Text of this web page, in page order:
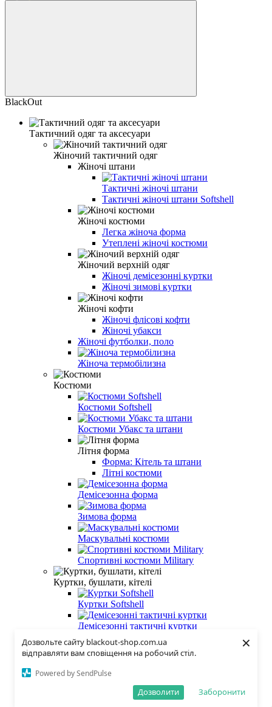
Дозвольте сайту blackout-shop.com.ua
відправляти вам сповіщення на робочий стіл.
Powered by SendPulse
Заборонити
Дозволити
×
BlackOut
Тактичний одяг та аксесуари
Жіночий тактичний одяг
Жіночі штани
Тактичні жіночі штани
Тактичні жіночі штани Softshell
Жіночі костюми
Легка жіноча форма
Утеплені жіночі костюми
Жіночий верхній одяг
Жіночі демісезонні куртки
Жіночі зимові куртки
Жіночі кофти
Жіночі флісові кофти
Жіночі убакси
Жіночі футболки, поло
Жіноча термобілизна
Костюми
Костюми Softshell
Костюми Убакс та штани
Літня форма
Форма: Кітель та штани
Літні костюми
Демісезонна форма
Зимова форма
Маскувальні костюми
Спортивні костюми Military
Куртки, бушлати, кітелі
Куртки Softshell
Демісезонні тактичні куртки
Літні тактичні куртки
Зимові тактичні куртки, бушлати